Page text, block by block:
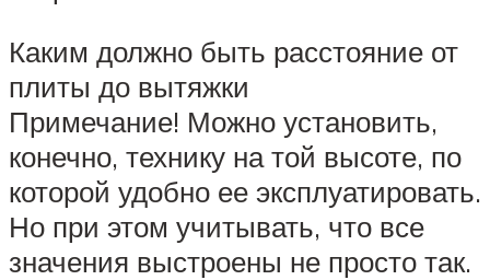
Каким должно быть расстояние от
плиты до вытяжки
Примечание! Можно установить,
конечно, технику на той высоте, по
которой удобно ее эксплуатировать.
Но при этом учитывать, что все
значения выстроены не просто так.